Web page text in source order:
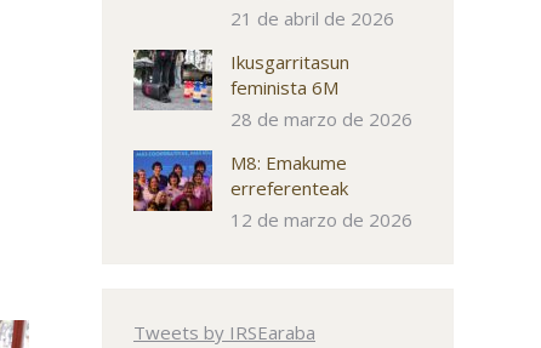
21 de abril de 2026
Ikusgarritasun
feminista 6M
28 de marzo de 2026
M8: Emakume
erreferenteak
12 de marzo de 2026
Tweets by IRSEaraba